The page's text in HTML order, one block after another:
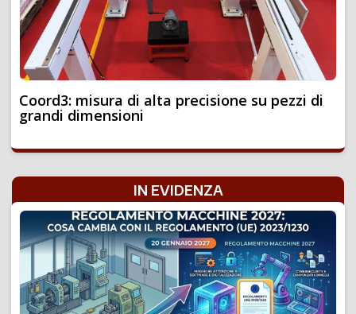
Coord3: misura di alta precisione su pezzi di
grandi dimensioni
IN EVIDENZA